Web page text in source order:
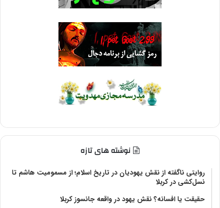
نوشته های تازه
روایتی ناگفته از نقش یهودیان در تاریخ اسلام؛ از مسمومیت هاشم تا
نسل‌کشی در کربلا
حقیقت یا افسانه؟‌ نقش یهود در واقعه جانسوز کربلا